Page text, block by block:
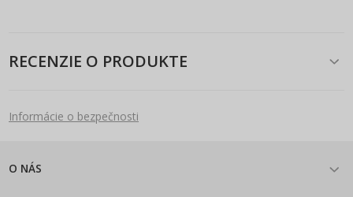
RECENZIE O PRODUKTE
Informácie o bezpečnosti
O NÁS